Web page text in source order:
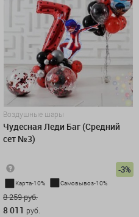
Воздушные шары
Чудесная Леди Баг (Средний
сет №3)
-3%
Карта-10% Самовывоз-10%
8 259 руб.
8 011 руб.